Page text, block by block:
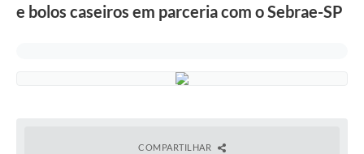
e bolos caseiros em parceria com o Sebrae-SP
COMPARTILHAR